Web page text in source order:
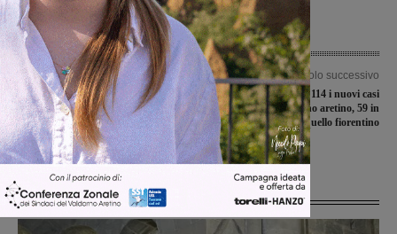
Articolo precedente
Rotatoria di via Maestri del lavoro,
assessore Pellegrini: “Il termine dei
lavori è previsto per la seconda metà
di gennaio”
Articolo successivo
Covid-19, sono 114 i nuovi casi
positivi: 55 in Valdarno aretino, 59 in
quello fiorentino
Ultime Notizie